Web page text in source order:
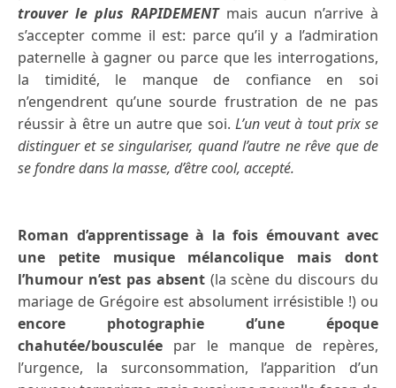
trouver le plus RAPIDEMENTmais aucun n’arrive à
s’accepter comme il est: parce qu’il y a l’admiration
paternelle à gagner ou parce que les interrogations,
la timidité, le manque de confiance en soi
n’engendrent qu’une sourde frustration de ne pas
réussir à être un autre que soi. L’un veut à tout prix se
distinguer et se singulariser, quand l’autre ne rêve que de
se fondre dans la masse, d’être cool, accepté.
Roman d’apprentissage à la fois émouvant avec
une petite musique mélancolique mais dont
l’humour n’est pas absent (la scène du discours du
mariage de Grégoire est absolument irrésistible !) ou
encore photographie d’une époque
chahutée/bousculée par le manque de repères,
l’urgence, la surconsommation, l’apparition d’un